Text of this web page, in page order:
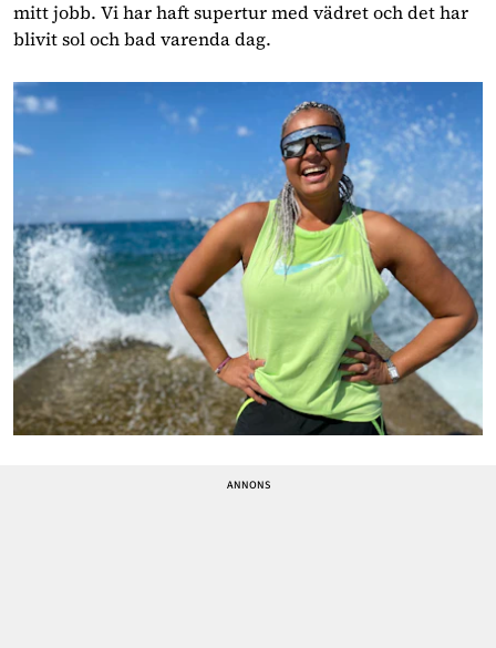
mitt jobb. Vi har haft supertur med vädret och det har
blivit sol och bad varenda dag.